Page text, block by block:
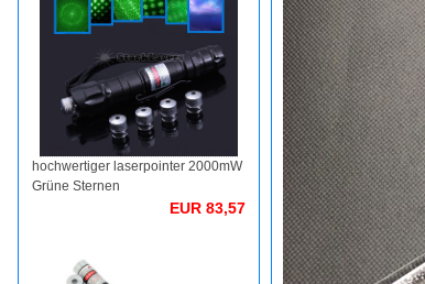
hochwertiger laserpointer 2000mW
Grüne Sternen
EUR 83,57